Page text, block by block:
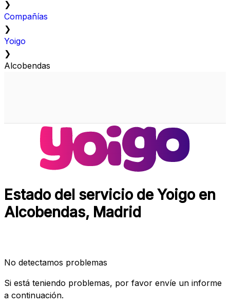
❯
Compañías
❯
Yoigo
❯
Alcobendas
Estado del servicio de Yoigo en
Alcobendas, Madrid
No detectamos problemas
Si está teniendo problemas, por favor envíe un informe
a continuación.